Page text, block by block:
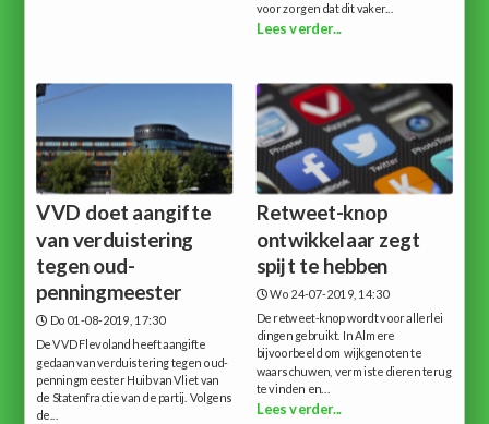
voor zorgen dat dit vaker...
Lees verder...
VVD doet aangifte
van verduistering
tegen oud-
penningmeester
Do 01-08-2019, 17:30
De VVD Flevoland heeft aangifte
gedaan van verduistering tegen oud-
penningmeester Huib van Vliet van
de Statenfractie van de partij. Volgens
de...
Retweet-knop
ontwikkelaar zegt
spijt te hebben
Wo 24-07-2019, 14:30
De retweet-knop wordt voor allerlei
dingen gebruikt. In Almere
bijvoorbeeld om wijkgenoten te
waarschuwen, vermiste dieren terug
te vinden en...
Lees verder...